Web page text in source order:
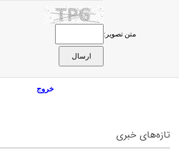
متن تصویر:
خروج
تازه‌های خبری